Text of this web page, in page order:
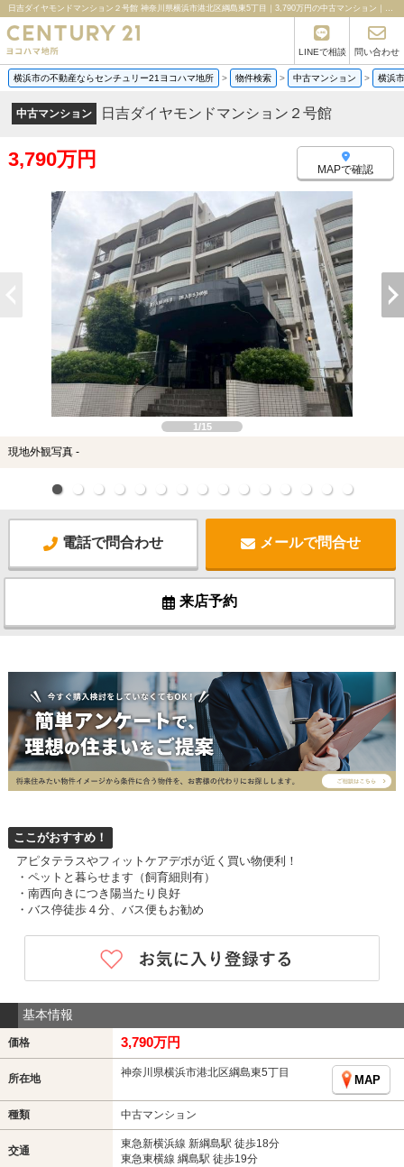
日吉ダイヤモンドマンション２号館 神奈川県横浜市港北区綱島東5丁目｜3,790万円の中古マンション｜分譲マンション情報｜センチュリー21ヨコハマ地所
LINEで相談 問い合わせ
横浜市の不動産ならセンチュリー21ヨコハマ地所 > 物件検索 > 中古マンション > 横浜
中古マンション 日吉ダイヤモンドマンション２号館
3,790万円 MAPで確認
1/15
現地外観写真 -
電話で問合わせ メールで問合せ
来店予約
ここがおすすめ！
アピタテラスやフィットケアデポが近く買い物便利！
・ペットと暮らせます（飼育細則有）
・南西向きにつき陽当たり良好
・バス停徒歩４分、バス便もお勧め
基本情報
価格 3,790万円
所在地 神奈川県横浜市港北区綱島東5丁目
MAP
種類 中古マンション
交通
東急新横浜線 新綱島駅 徒歩18分
東急東横線 綱島駅 徒歩19分